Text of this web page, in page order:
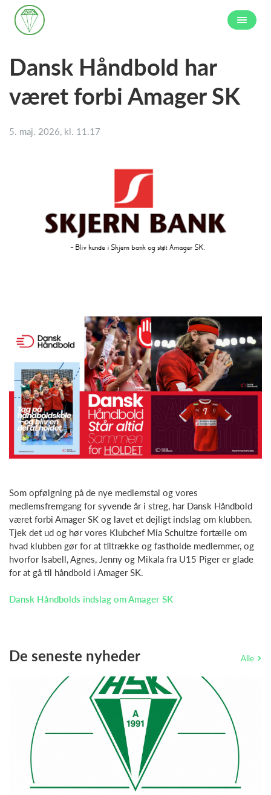
Dansk Håndbold har
været forbi Amager SK
5. maj. 2026, kl. 11.17
Som opfølgning på de nye medlemstal og vores
medlemsfremgang for syvende år i streg, har Dansk Håndbold
været forbi Amager SK og lavet et dejligt indslag om klubben.
Tjek det ud og hør vores Klubchef Mia Schultze fortælle om
hvad klubben gør for at tiltrække og fastholde medlemmer, og
hvorfor Isabell, Agnes, Jenny og Mikala fra U15 Piger er glade
for at gå til håndbold i Amager SK.
Dansk Håndbolds indslag om Amager SK
De seneste nyheder Alle